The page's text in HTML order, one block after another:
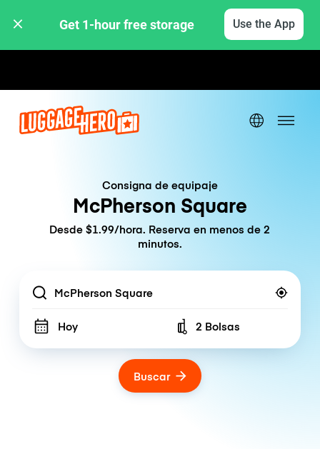
Get 1-hour free storage Use the App
Consigna de equipaje
McPherson Square
Desde $1.99/hora. Reserva en menos de 2
minutos.
Location
Hoy Number of bags
2 Bolsas
Buscar